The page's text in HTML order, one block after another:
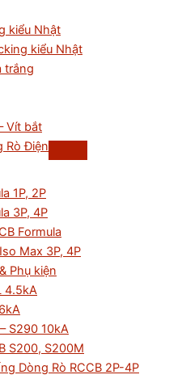
kiểu Nhật
kiểu Nhật
trắng
Vít bắt
Rò Điện
1P, 2P
3P, 4P
Formula
Max 3P, 4P
Phụ kiện
4.5kA
S290 10kA
S200, S200M
Dòng Rò RCCB 2P-4P